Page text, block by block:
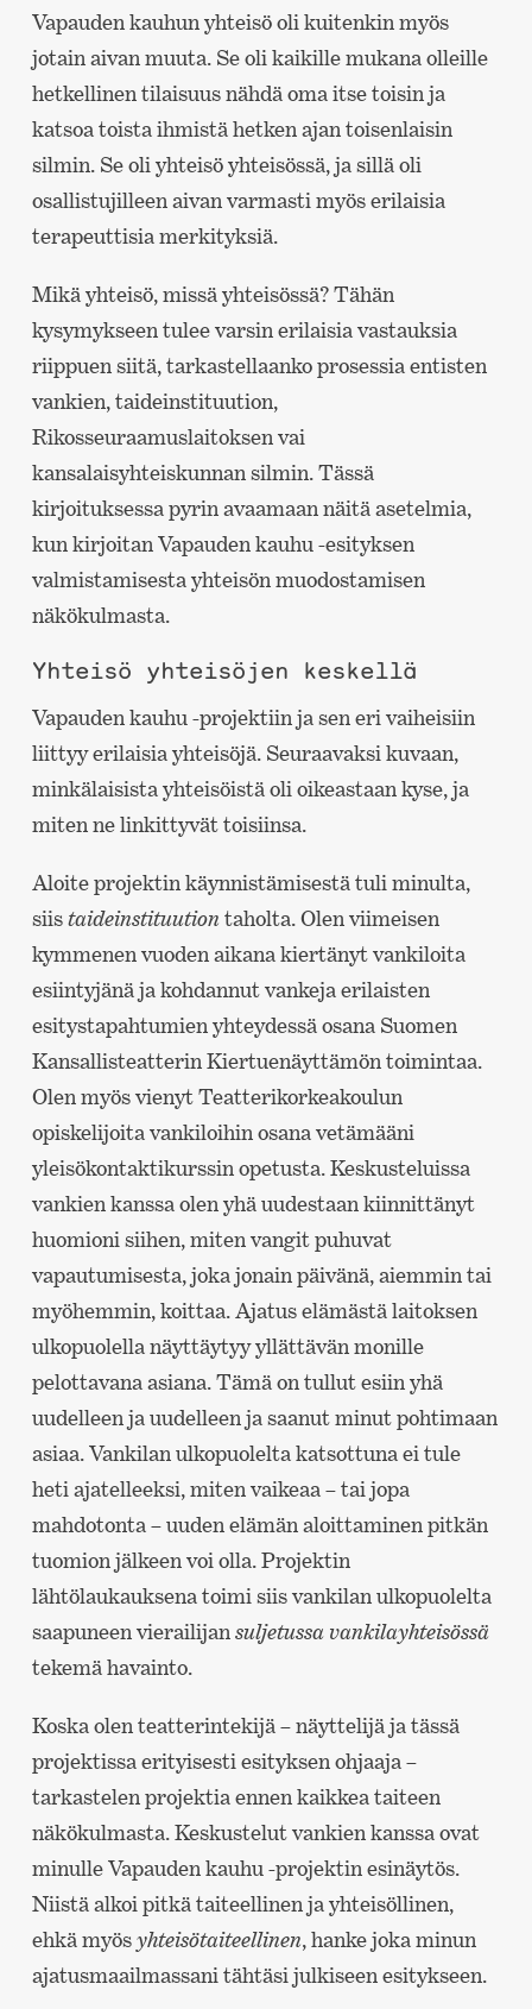
Vapauden kauhun yhteisö oli kuitenkin myös
jotain aivan muuta. Se oli kaikille mukana olleille
hetkellinen tilaisuus nähdä oma itse toisin ja
katsoa toista ihmistä hetken ajan toisenlaisin
silmin. Se oli yhteisö yhteisössä, ja sillä oli
osallistujilleen aivan varmasti myös erilaisia
terapeuttisia merkityksiä.
Mikä yhteisö, missä yhteisössä? Tähän
kysymykseen tulee varsin erilaisia vastauksia
riippuen siitä, tarkastellaanko prosessia entisten
vankien, taideinstituution,
Rikosseuraamuslaitoksen vai
kansalaisyhteiskunnan silmin. Tässä
kirjoituksessa pyrin avaamaan näitä asetelmia,
kun kirjoitan Vapauden kauhu -esityksen
valmistamisesta yhteisön muodostamisen
näkökulmasta.
Yhteisö yhteisöjen keskellä
Vapauden kauhu -projektiin ja sen eri vaiheisiin
liittyy erilaisia yhteisöjä. Seuraavaksi kuvaan,
minkälaisista yhteisöistä oli oikeastaan kyse, ja
miten ne linkittyvät toisiinsa.
Aloite projektin käynnistämisestä tuli minulta,
siistaideinstituution taholta. Olen viimeisen
kymmenen vuoden aikana kiertänyt vankiloita
esiintyjänä ja kohdannut vankeja erilaisten
esitystapahtumien yhteydessä osana Suomen
Kansallisteatterin Kiertuenäyttämön toimintaa.
Olen myös vienyt Teatterikorkeakoulun
opiskelijoita vankiloihin osana vetämääni
yleisökontaktikurssin opetusta. Keskusteluissa
vankien kanssa olen yhä uudestaan kiinnittänyt
huomioni siihen, miten vangit puhuvat
vapautumisesta, joka jonain päivänä, aiemmin tai
myöhemmin, koittaa. Ajatus elämästä laitoksen
ulkopuolella näyttäytyy yllättävän monille
pelottavana asiana. Tämä on tullut esiin yhä
uudelleen ja uudelleen ja saanut minut pohtimaan
asiaa. Vankilan ulkopuolelta katsottuna ei tule
heti ajatelleeksi, miten vaikeaa – tai jopa
mahdotonta – uuden elämän aloittaminen pitkän
tuomion jälkeen voi olla. Projektin
lähtölaukauksena toimi siis vankilan ulkopuolelta
saapuneen vierailijan suljetussa vankilayhteisössä
tekemä havainto.
Koska olen teatterintekijä – näyttelijä ja tässä
projektissa erityisesti esityksen ohjaaja –
tarkastelen projektia ennen kaikkea taiteen
näkökulmasta. Keskustelut vankien kanssa ovat
minulle Vapauden kauhu -projektin esinäytös.
Niistä alkoi pitkä taiteellinen ja yhteisöllinen,
ehkä myösyhteisötaiteellinen, hanke joka minun
ajatusmaailmassani tähtäsi julkiseen esitykseen.